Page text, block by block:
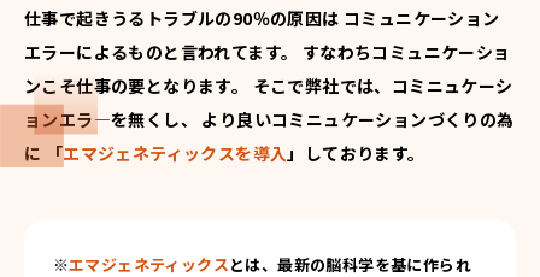
仕事で起きうるトラブルの90％の原因は コミュニケーション
エラーによるものと言われてます。
すなわちコミュニケーショ
ンこそ仕事の要となります。
そこで弊社では、コミニュケーシ
ョンエラ―を無くし、
より良いコミニュケーションづくりの為
に 「エマジェネティックスを導入 」しております。
エマジェネティックスとは、最新の脳科学を基に作られ